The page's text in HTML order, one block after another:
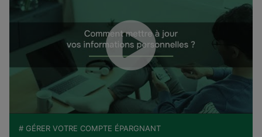
# GÉRER VOTRE COMPTE ÉPARGNANT